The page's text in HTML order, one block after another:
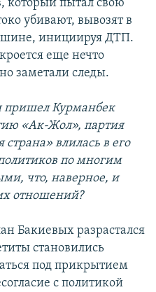
пытал свою
убивают, вывозят в
инициируя ДТП.
еще нечто
заметали следы.
пришел Курманбек
«Ак-Жол», партия
влилась в его
по многим
что, наверное, и
отношений?
Бакиевых разрастался
становились
под прикрытием
с политикой